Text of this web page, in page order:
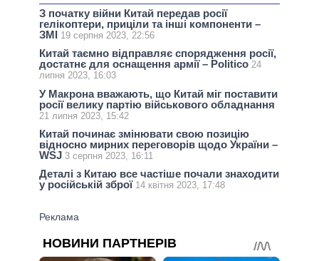
З початку війни Китай передав росії
гелікоптери, приціли та інші компоненти –
ЗМІ 19 серпня 2023, 22:56
Китай таємно відправляє спорядження росії,
достатнє для оснащення армії – Politico 24
липня 2023, 16:03
У Макрона вважають, що Китай міг поставити
росії велику партію військового обладнання
21 липня 2023, 15:42
Китай починає змінювати свою позицію
відносно мирних переговорів щодо України –
WSJ 3 серпня 2023, 16:11
Деталі з Китаю все частіше почали знаходити
у російській зброї 14 квітня 2023, 17:48